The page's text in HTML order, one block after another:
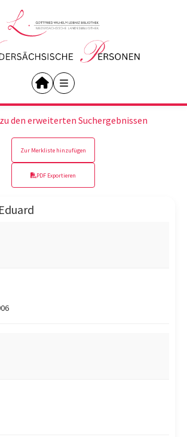
den erweiterten Suchergebnissen
Zur Merkliste hinzufügen
PDF Exportieren